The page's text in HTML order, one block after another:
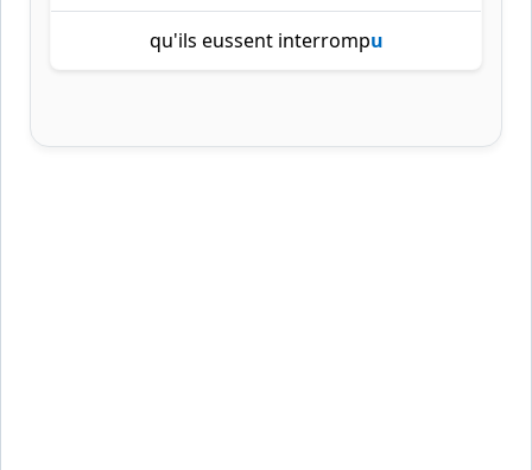
qu'ils eussent interrompu